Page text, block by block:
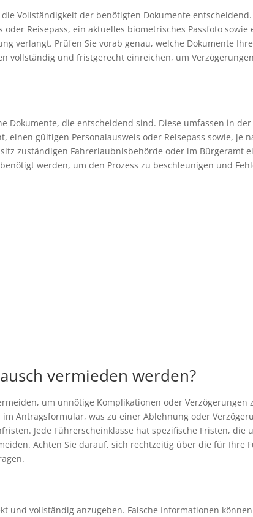
Vollständigkeit der benötigten Dokumente
Reisepass, ein aktuelles biometrisches Passfoto
verlangt. Prüfen Sie vorab genau, welche Dokumente
vollständig und fristgerecht einreichen, um
Dokumente, die entscheidend sind. Diese umfassen in
gültigen Personalausweis oder Reisepass sowie, je
zuständigen Fahrerlaubnisbehörde oder im Bürgeramt
werden, um den Prozess zu beschleunigen und
vermieden werden?
um unnötige Komplikationen oder Verzögerungen
Antragsformular, was zu einer Ablehnung oder
Jede Führerscheinklasse hat spezifische Fristen, die
Achten Sie darauf, sich rechtzeitig über die für Ihre
und vollständig anzugeben. Falsche Informationen